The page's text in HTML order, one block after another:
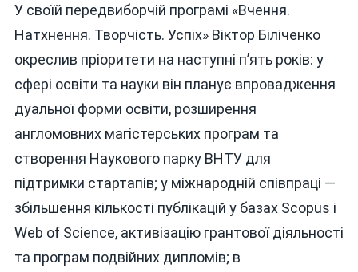
У своїй передвиборчій програмі «Вчення.
Натхнення. Творчість. Успіх» Віктор Біліченко
окреслив пріоритети на наступні п’ять років: у
сфері освіти та науки він планує впровадження
дуальної форми освіти, розширення
англомовних магістерських програм та
створення Наукового парку ВНТУ для
підтримки стартапів; у міжнародній співпраці —
збільшення кількості публікацій у базах Scopus і
Web of Science, активізацію грантової діяльності
та програм подвійних дипломів; в